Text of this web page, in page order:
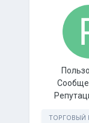
ТОРГОВЫЙ